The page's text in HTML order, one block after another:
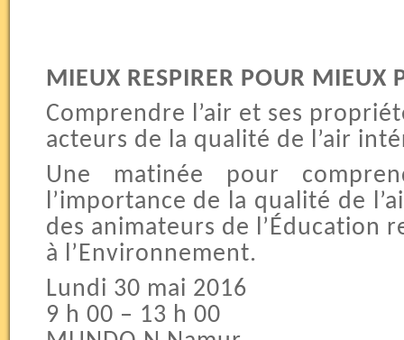
MIEUX RESPIRER POUR MIEUX
Comprendre l’air et ses
acteurs de la qualité de l’air
Une matinée pour
l’importance de la qualité de
des animateurs de l’Éducation
à l’Environnement.
Lundi 30 mai 2016
9 h 00 – 13 h 00